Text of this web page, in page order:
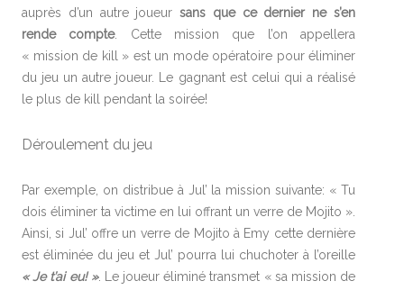
auprès d’un autre joueursans que ce dernier ne s’en
rende compte. Cette mission que l’on appellera
« mission de kill » est un mode opératoire pour éliminer
du jeu un autre joueur. Le gagnant est celui qui a réalisé
le plus de kill pendant la soirée!
Déroulement du jeu
Par exemple, on distribue à Jul’ la mission suivante: « Tu
dois éliminer ta victime en lui offrant un verre de Mojito ».
Ainsi, si Jul’ offre un verre de Mojito à Emy cette dernière
est éliminée du jeu et Jul’ pourra lui chuchoter à l’oreille
« Je t’ai eu! ». Le joueur éliminé transmet « sa mission de